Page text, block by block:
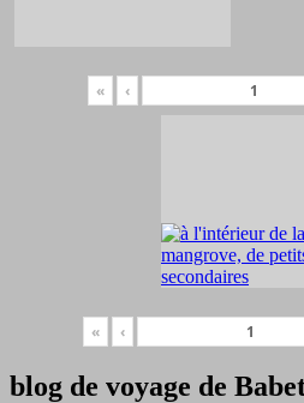
« ‹
« ‹
blog de voyage de